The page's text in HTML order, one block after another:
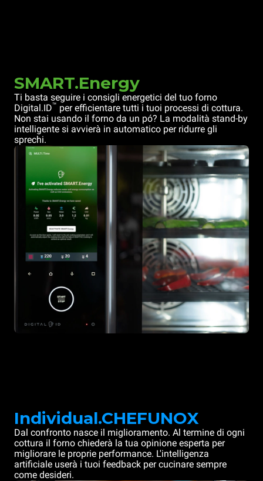
SMART.Energy
Ti basta seguire i consigli energetici del tuo forno
Digital.ID™ per efficientare tutti i tuoi processi di cottura.
Non stai usando il forno da un pó? La modalità stand-by
intelligente si avvierà in automatico per ridurre gli
sprechi.
Individual.CHEFUNOX
Dal confronto nasce il miglioramento. Al termine di ogni
cottura il forno chiederà la tua opinione esperta per
migliorare le proprie performance. L'intelligenza
artificiale userà i tuoi feedback per cucinare sempre
come desideri.